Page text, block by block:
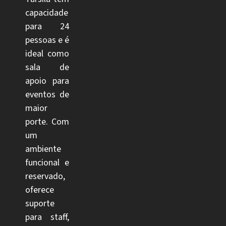
capacidade
para 24
pessoas e é
ideal como
sala de
apoio para
eventos de
maior
porte. Com
um
ambiente
funcional e
reservado,
oferece
suporte
para staff,